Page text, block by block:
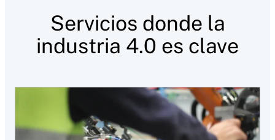
Servicios donde la
industria 4.0 es clave